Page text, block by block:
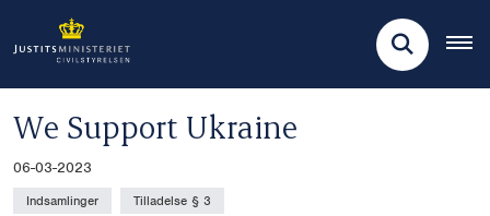
We Support Ukraine
06-03-2023
Indsamlinger Tilladelse § 3